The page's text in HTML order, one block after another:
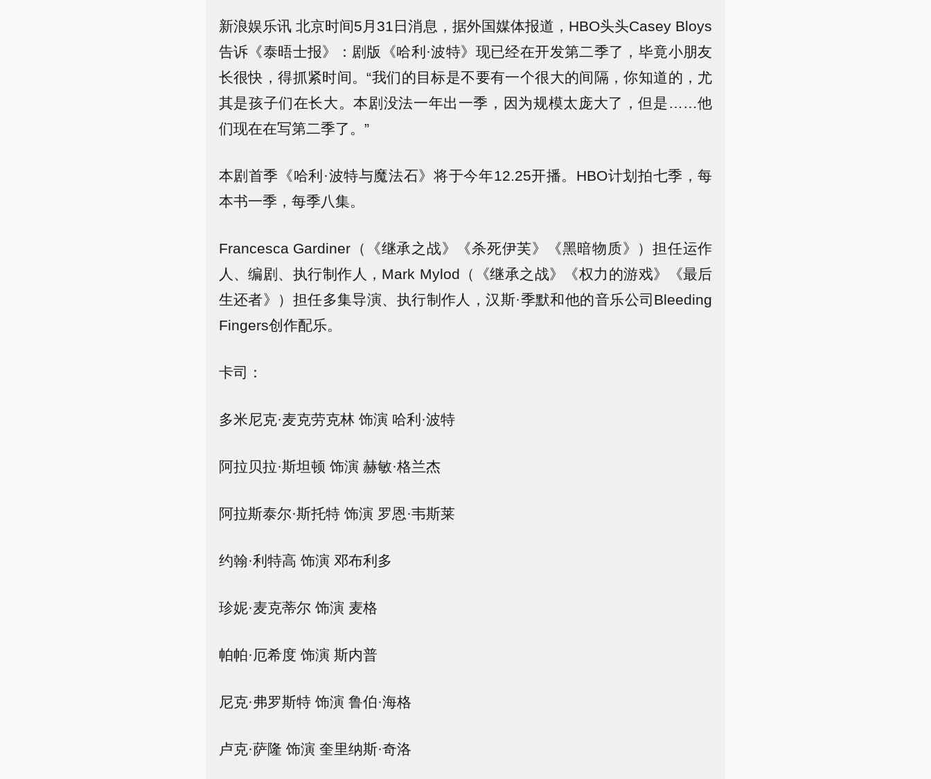
新浪娱乐讯 北京时间5月31日消息，据外国媒体报道，HBO头头Casey Bloys
告诉《泰晤士报》：剧版《哈利·波特》现已经在开发第二季了，毕竟小朋友
长很快，得抓紧时间。“我们的目标是不要有一个很大的间隔，你知道的，尤
其是孩子们在长大。本剧没法一年出一季，因为规模太庞大了，但是……他
们现在在写第二季了。”
本剧首季《哈利·波特与魔法石》将于今年12.25开播。HBO计划拍七季，每
本书一季，每季八集。
Francesca Gardiner（《继承之战》《杀死伊芙》《黑暗物质》）担任运作
人、编剧、执行制作人，Mark Mylod（《继承之战》《权力的游戏》《最后
生还者》）担任多集导演、执行制作人，汉斯·季默和他的音乐公司Bleeding
Fingers创作配乐。
卡司：
多米尼克·麦克劳克林 饰演 哈利·波特
阿拉贝拉·斯坦顿 饰演 赫敏·格兰杰
阿拉斯泰尔·斯托特 饰演 罗恩·韦斯莱
约翰·利特高 饰演 邓布利多
珍妮·麦克蒂尔 饰演 麦格
帕帕·厄希度 饰演 斯内普
尼克·弗罗斯特 饰演 鲁伯·海格
卢克·萨隆 饰演 奎里纳斯·奇洛